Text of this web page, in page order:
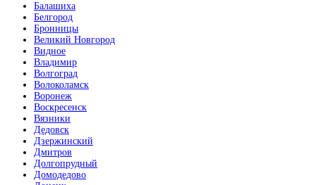
Балашиха
Белгород
Бронницы
Великий Новгород
Видное
Владимир
Волгоград
Волоколамск
Воронеж
Воскресенск
Вязники
Дедовск
Дзержинский
Дмитров
Долгопрудный
Домодедово